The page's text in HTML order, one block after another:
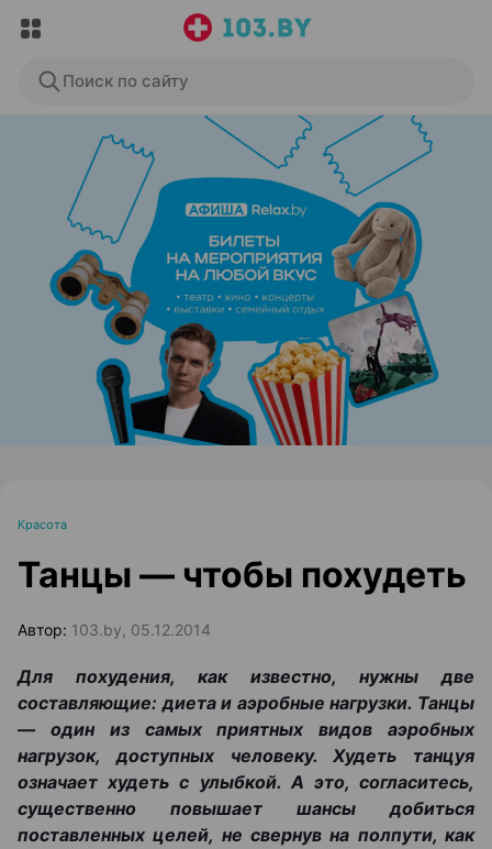
Поиск по сайту
ЭФФЕКТИВНАЯ РЕКЛАМА НА САЙТЕ
Красота
Танцы ― чтобы похудеть
Автор: 103.by, 05.12.2014
Для похудения, как известно, нужны две
составляющие: диета и аэробные нагрузки. Танцы
― один из самых приятных видов аэробных
нагрузок, доступных человеку. Худеть танцуя
означает худеть с улыбкой. А это, согласитесь,
существенно повышает шансы добиться
поставленных целей, не свернув на полпути, как